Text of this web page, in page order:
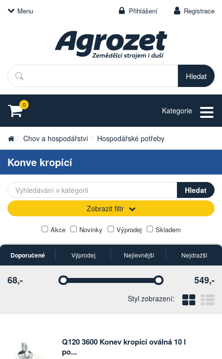
Menu Přihlášení Registrace
Hledat
0
Kategorie
Chov a hospodářství Hospodářské potřeby
Konve kropící
Zobrazit filtr
Akce Novinky Výprodej Skladem
Doporučené Výprodej Nejlevnější Nejdražší
Vyberte Vyberte
68,- 549,-
Styl zobrazení:
Q120 3600 Konev kropící oválná 10 l
po...
Počet